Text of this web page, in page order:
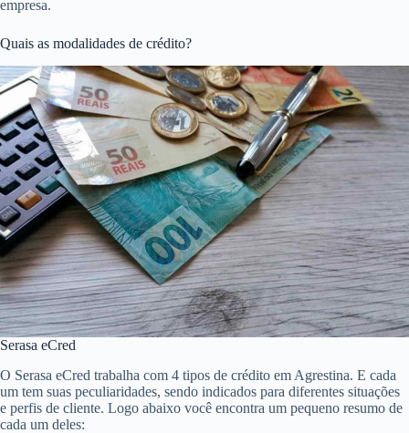
empresa.
Quais as modalidades de crédito?
Serasa eCred
O Serasa eCred trabalha com 4 tipos de crédito em Agrestina. E cada
um tem suas peculiaridades, sendo indicados para diferentes situações
e perfis de cliente. Logo abaixo você encontra um pequeno resumo de
cada um deles: